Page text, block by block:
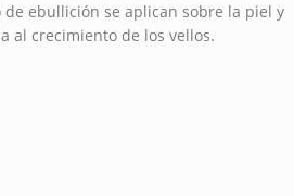
ebullición se aplican sobre la piel y
al crecimiento de los vellos.